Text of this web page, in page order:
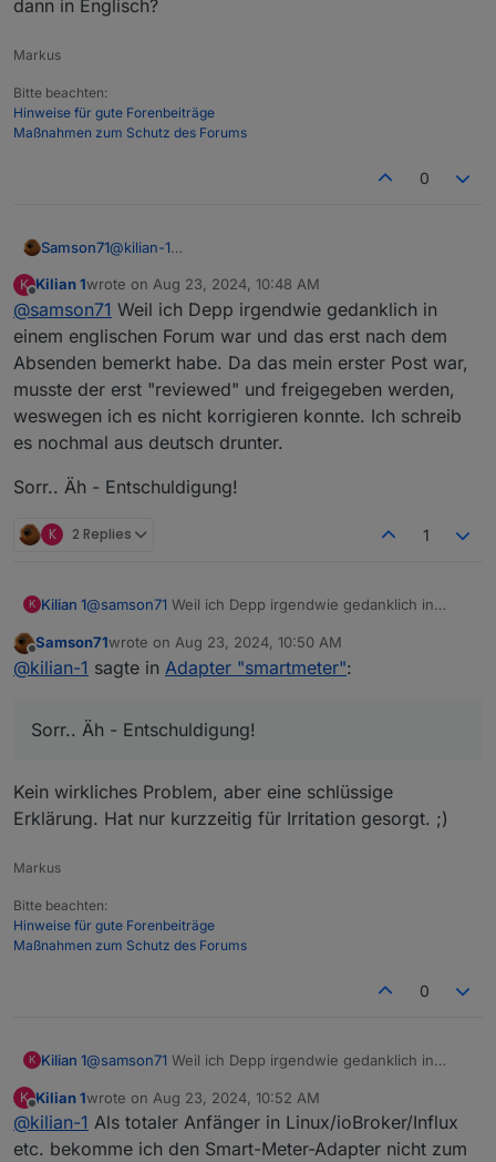
receive data from there in ioBroker.
well, nothing happens. Various other configurations
In parallel, I try the whole thing via MQTT, where I also
such (or similar) string:
Everything is in there somehow, but not in such a way
that I can use it.
dann in Englisch?
Markus
Bitte beachten:
Hinweise für gute Forenbeiträge
Maßnahmen zum Schutz des Forums
0
Samson71@kilian-1
deutscher Forenteil mit deutschen Beiträgen. Warum
dann in Englisch?
K Kilian 1wrote on Aug 23, 2024, 10:48 AM
last edited by
@samson71 Weil ich Depp irgendwie gedanklich in
einem englischen Forum war und das erst nach dem
Absenden bemerkt habe. Da das mein erster Post war,
musste der erst "reviewed" und freigegeben werden,
weswegen ich es nicht korrigieren konnte. Ich schreib
es nochmal aus deutsch drunter.
Sorr.. Äh - Entschuldigung!
K 2 Replies 1
K Kilian 1@samson71 Weil ich Depp irgendwie gedanklich in
Absenden bemerkt habe. Da das mein erster Post war,
musste der erst "reviewed" und freigegeben werden,
Sorr.. Äh - Entschuldigung!
Offline
Samson71wrote on Aug 23, 2024, 10:50 AM
last edited by
@kilian-1 sagte in Adapter "smartmeter":
Sorr.. Äh - Entschuldigung!
Kein wirkliches Problem, aber eine schlüssige
Erklärung. Hat nur kurzzeitig für Irritation gesorgt. ;)
Markus
Bitte beachten:
Hinweise für gute Forenbeiträge
Maßnahmen zum Schutz des Forums
0
K Kilian 1@samson71 Weil ich Depp irgendwie gedanklich in
Absenden bemerkt habe. Da das mein erster Post war,
musste der erst "reviewed" und freigegeben werden,
weswegen ich es nicht korrigieren konnte. Ich schreib
Sorr.. Äh - Entschuldigung!
K
Offline
Kilian 1wrote on Aug 23, 2024, 10:52 AM
last edited by
@kilian-1 Als totaler Anfänger in Linux/ioBroker/Influx
etc. bekomme ich den Smart-Meter-Adapter nicht zum